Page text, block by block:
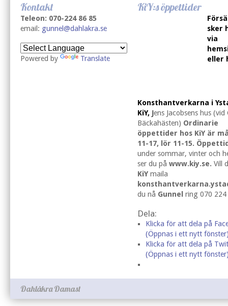
Kontakt
Teleon: 070-224 86 85
email: gunnel@dahlakra.se
Powered by Translate
KiY:s öppettider
sker
via
eller
Konsthantverkarna i
KiY, Jens Jacobsens hus (vid
Bäckahästen) Ordinarie
öppettider hos KiY är
11-17, lör 11-15.
under sommar, vinter och
ser du på www.kiy.se. Vill
KiY maila
du nå Gunnel ring 070 224
Dela:
Klicka för att dela på
(Öppnas i ett nytt
Klicka för att dela på
(Öppnas i ett nytt
Dahlåkra Damast